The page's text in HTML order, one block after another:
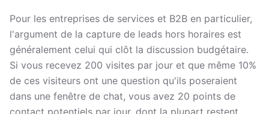
Pour les entreprises de services et B2B en particulier,
l'argument de la capture de leads hors horaires est
généralement celui qui clôt la discussion budgétaire.
Si vous recevez 200 visites par jour et que même 10%
de ces visiteurs ont une question qu'ils poseraient
dans une fenêtre de chat, vous avez 20 points de
contact potentiels par jour, dont la plupart restent